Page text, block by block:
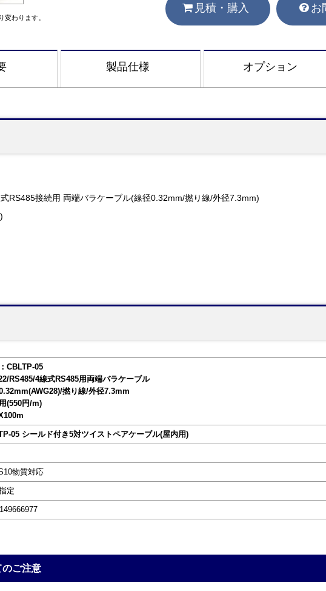
わります。
見積・購入 お
製品仕様 オプション
RS485接続用 両端バラケーブル(線径0.32mm/撚り線/外径7.3mm)
CBLTP-05
RS485/4線式RS485用両端バラケーブル
撚り線/外径7.3mm
(550円/m)
05 シールド付き5対ツイストペアケーブル(屋内用)
物質対応
定
のご注意